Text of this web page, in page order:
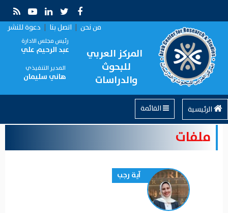
من نحن | اتصل بنا | دعوة للنشر
المركز العربي
للبحوث
والدراسات
رئيس مجلس الادارة
عبد الرحيم علي
المدير التنفيذي
هاني سليمان
الرئيسية
ملفات
آية رجب